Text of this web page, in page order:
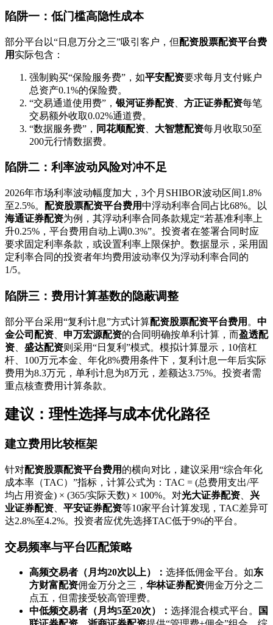
陷阱一：低门槛高隐性成本
部分平台以“日息万分之三”吸引客户，但配资股票配资平台费
用 实际包含：
强制购买“保险服务费”，如平安配资要求每月支付账户
总资产0.1%的保险费。
“交易通道使用费”，银河证券配资 方正证券配资每笔
交易额外收取0.02%通道费。
“数据服务费”， 同花顺配资 大智慧配资每月收取50至
200元行情数据费。
陷阱二：利率波动风险对冲不足
2026年市场利率波动幅度加大，3个月SHIBOR波动区间1.8%
至2.5%。 配资股票配资平台费用中浮动利率合同占比68%。以
海通证券配资为例，其浮动利率合同条款规定“若基准利率上
升0.25%，平台费用自动上调0.3%”。投资者在签署合同时应
要求固定利率条款，或设置利率上限保护。数据显示，采用固
定利率合同的投资者年均费用波动率仅为浮动利率合同的
1/5。
陷阱三：费用计算基数的隐蔽调整
部分平台采用“复利计息”方式计算配资股票配资平台费用 。 中
金公司配资
申万宏源配资的合同明确按单利计算，而盈透配
资
盛达配资则采用“日复利”模式。模拟计算显示，10倍杠
杆、100万元本金、年化8%费用条件下，复利计息一年后实际
费用为8.3万元，单利计息为8万元，差额达3.75%。投资者需
重点核查费用计算条款。
建议：理性选择与成本优化路径
建立费用比较框架
针对配资股票配资平台费用 的横向对比，建议采用“综合年化
成本率（TAC）”指标，计算公式为：TAC = (总费用支出/平
均占用资金) × (365/实际天数) × 100%。对光大证券配资
兴
业证券配资
平安证券配资等10家平台计算发现，TAC差异可
达2.8%至4.2%。投资者应优先选择TAC低于9%的平台。
交易频率与平台匹配策略
高频交易者（月均20次以上）： 选择低佣金平台。如东
方财富配资佣金万分之三， 华林证券配资佣金万分之二
点五，但需接受较高管理费。
中低频交易者（月均5至20次）： 选择混合模式平台。
国